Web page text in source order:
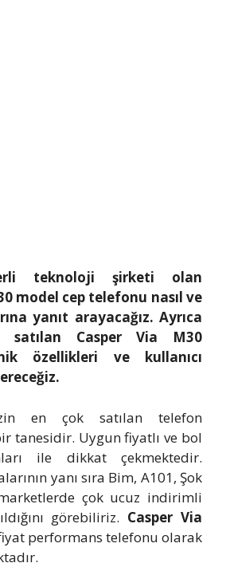
teknoloji şirketi olan
model cep telefonu nasıl ve
yanıt arayacağız. Ayrıca
satılan Casper Via M30
özellikleri ve kullanıcı
en çok satılan telefon
tanesidir. Uygun fiyatlı ve bol
ile dikkat çekmektedir.
yanı sıra Bim, A101, Şok
çok ucuz indirimli
görebiliriz. Casper Via
performans telefonu olarak